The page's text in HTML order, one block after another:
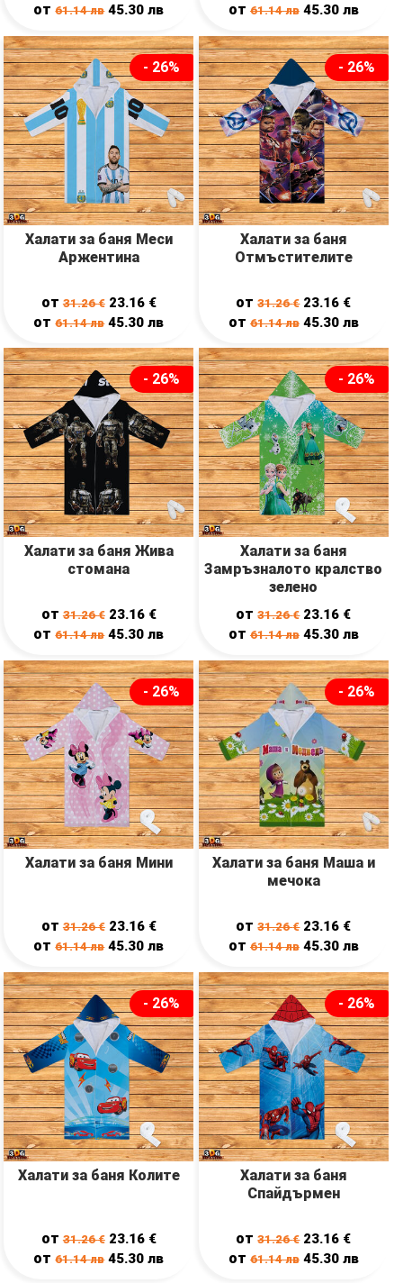
от61.14лв 45.30лв от 61.14лв 45.30 лв
- 26%
Халати за баня Меси
Аржентина
от31.26€ 23.16 €
от61.14лв 45.30лв
- 26%
Халати за баня
Отмъстителите
от31.26€ 23.16 €
от 61.14лв 45.30 лв
- 26%
Халати за баня Жива
стомана
от31.26€ 23.16 €
от61.14лв 45.30лв
- 26%
Халати за баня
Замръзналото кралство
зелено
от31.26€ 23.16 €
от 61.14лв 45.30 лв
- 26%
Халати за баня Мини
от31.26€ 23.16 €
от61.14лв 45.30лв
- 26%
Халати за баня Маша и
мечока
от31.26€ 23.16 €
от 61.14лв 45.30 лв
- 26%
Халати за баня Колите
от31.26€ 23.16 €
от61.14лв 45.30лв
- 26%
Халати за баня
Спайдърмен
от31.26€ 23.16 €
от 61.14лв 45.30 лв